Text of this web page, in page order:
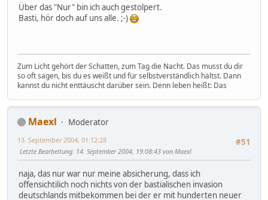
Über das "Nur" bin ich auch gestolpert.
Basti, hör doch auf uns alle. ;-)
Zum Licht gehört der Schatten, zum Tag die Nacht. Das musst du dir
so oft sagen, bis du es weißt und für selbstverständlich hältst. Dann
kannst du nicht enttäuscht darüber sein. Denn leben heißt: Das
Maexl
Moderator
#51
13. September 2004, 01:12:28
Letzte Bearbeitung: 14. September 2004, 19:08:43 von Maexl
naja, das nur war nur meine absicherung, dass ich
offensichtilich noch nichts von der bastialischen invasion
deutschlands mitbekommen bei der er mit hunderten neuer